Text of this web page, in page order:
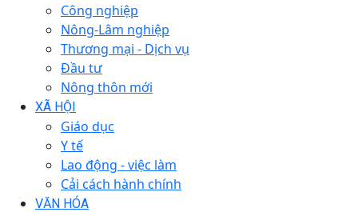
Công nghiệp
Nông-Lâm nghiệp
Thương mại - Dịch vụ
Đầu tư
Nông thôn mới
XÃ HỘI
Giáo dục
Y tế
Lao động - việc làm
Cải cách hành chính
VĂN HÓA